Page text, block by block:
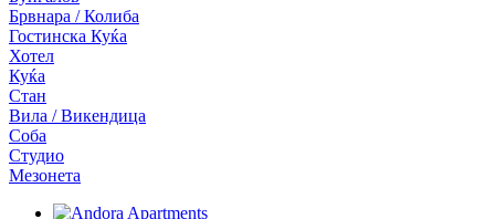
Брвнара / Колиба
Гостинска Куќа
Хотел
Куќа
Стан
Вила / Викендица
Соба
Студио
Мезонета